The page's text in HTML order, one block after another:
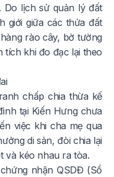
Do lịch sử quản lý đất
giới giữa các thửa đất
rào cây, bờ tường
tích khi đo đạc lại theo
chấp chia thừa kế
tại Kiến Hưng chưa
việc khi cha mẹ qua
di sản, đòi chia lại
và kéo nhau ra tòa.
nhận QSDĐ (Sổ